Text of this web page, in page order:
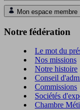
Mon espace membre
Notre fédération
Le mot du
Nos missions
Notre histoire
Conseil
Commissions
Sociétés
Chambre